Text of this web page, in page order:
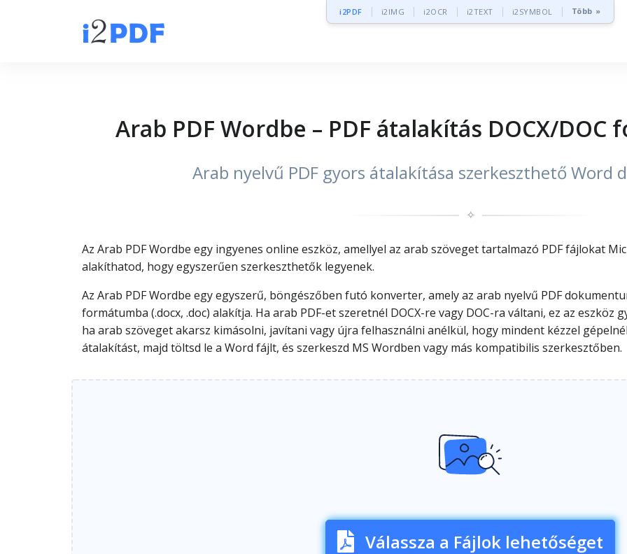
i2PDF i2IMG i2OCR i2TEXT i2SYMBOL Több »
Arab PDF Wordbe – PDF átalakítás DOCX/
Arab nyelvű PDF gyors átalakítása szerkeszthető Word
✧
Az Arab PDF Wordbe egy ingyenes online eszköz, amellyel az arab szöveget tartalmazó PDF fájlokat
alakíthatod, hogy egyszerűen szerkeszthetők legyenek.
Az Arab PDF Wordbe egy egyszerű, böngészőben futó konverter, amely az arab nyelvű PDF
formátumba (.docx, .doc) alakítja. Ha arab PDF-et szeretnél DOCX-re vagy DOC-ra váltani, ez az eszköz
ha arab szöveget akarsz kimásolni, javítani vagy újra felhasználni anélkül, hogy mindent kézzel
átalakítást, majd töltsd le a Word fájlt, és szerkeszd MS Wordben vagy más kompatibilis szerkesztőben.
Válassza a Fájlok lehetőséget